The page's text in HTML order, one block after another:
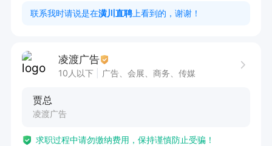
联系我时请说是在潢川直聘 上看到的，谢谢！
凌渡广告
10人以下 广告、会展、商务、传媒
贾总
凌渡广告
求职过程中请勿缴纳费用，保持谨慎防止受骗！